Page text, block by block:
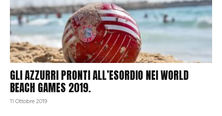
GLI AZZURRI PRONTI ALL’ESORDIO NEI WORLD
BEACH GAMES 2019.
11 Ottobre 2019